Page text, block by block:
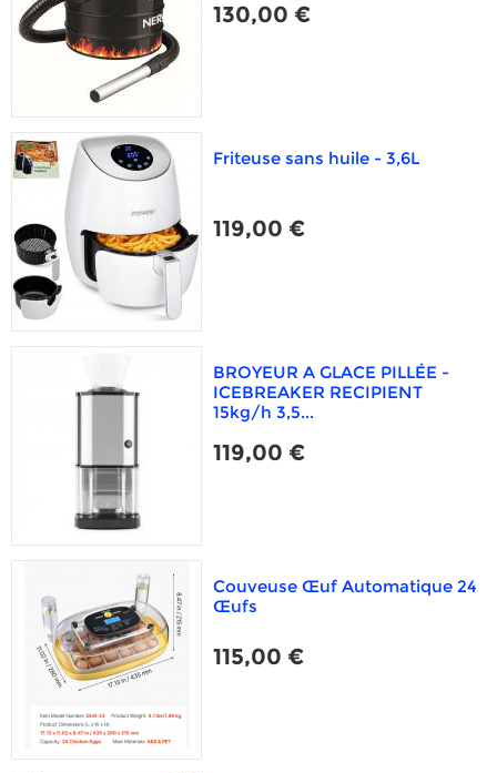
130,00 €
Friteuse sans huile - 3,6L
119,00 €
BROYEUR A GLACE PILLÉE -
ICEBREAKER RECIPIENT
15kg/h 3,5...
119,00 €
Couveuse Œuf Automatique 24
Œufs
115,00 €